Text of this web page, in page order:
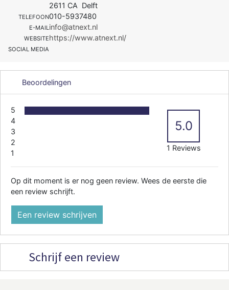
2611 CA Delft
TELEFOON010-5937480
E-MAILinfo@atnext.nl
WEBSITEhttps://www.atnext.nl/
SOCIAL MEDIA
Beoordelingen
5
4
3
2
1
5.0
1 Reviews
Op dit moment is er nog geen review. Wees de eerste die
een review schrijft.
Een review schrijven
Schrijf een review